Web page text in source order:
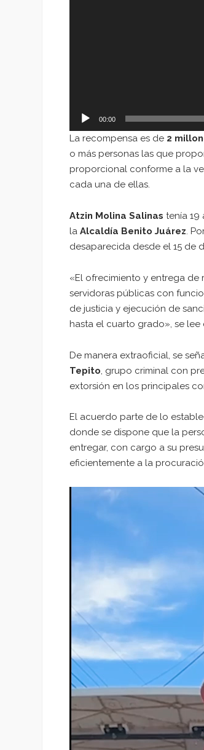
00:00
La recompensa es de 2
o más personas las que
proporcional conforme a la
cada una de ellas.
Atzin Molina Salinas tenía 19
la Alcaldía Benito Juárez.
desaparecida desde el 15 de
«El ofrecimiento y entrega de
servidoras públicas con
de justicia y ejecución de
hasta el cuarto grado», se
De manera extraoficial, se
Tepito , grupo criminal con
extorsión en los principales
El acuerdo parte de lo
donde se dispone que la
entregar, con cargo a su
eficientemente a la
Reproductor